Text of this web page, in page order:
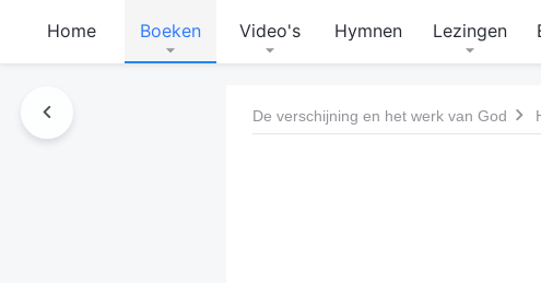
Home Boeken Video's Hymnen Lezingen
De verschijning en het werk van God